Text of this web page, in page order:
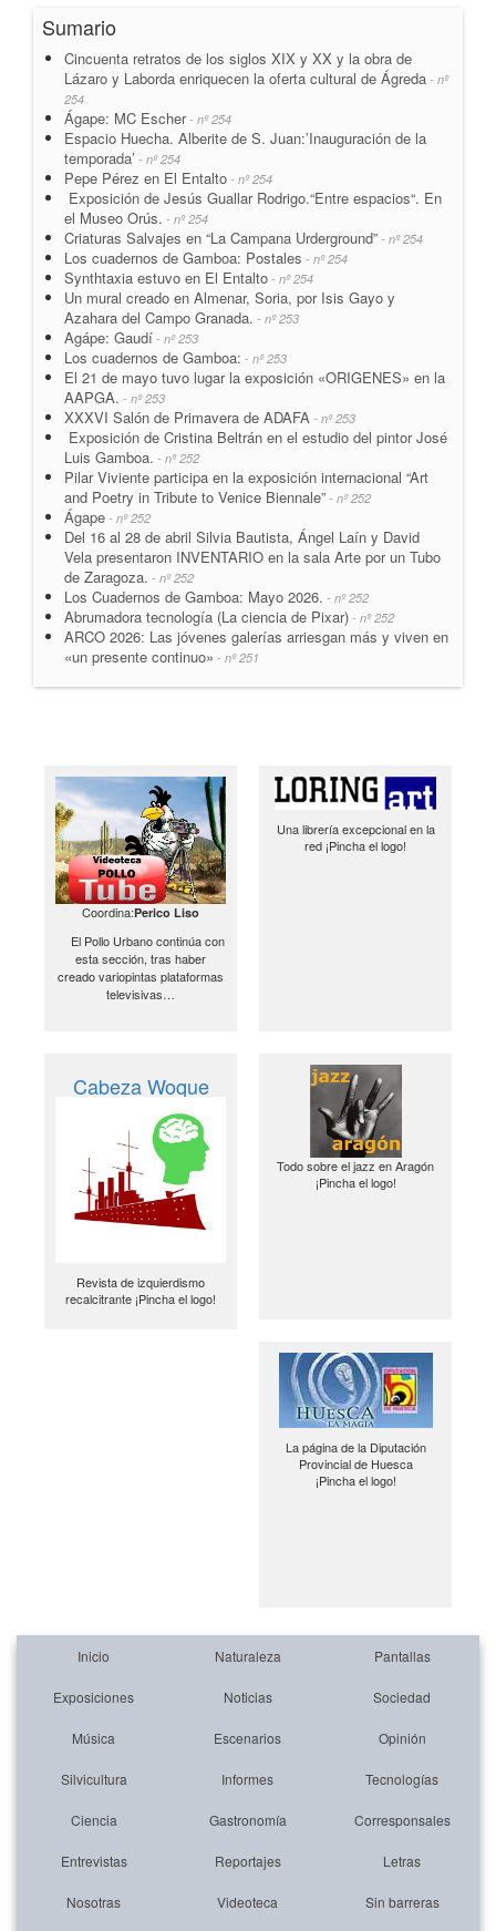
Sumario
Cincuenta retratos de los siglos XIX y XX y la obra de
Lázaro y Laborda enriquecen la oferta cultural de Ágreda - nº
254
Ágape: MC Escher- nº 254
Espacio Huecha. Alberite de S. Juan:’Inauguración de la
temporada’ - nº 254
Pepe Pérez en El Entalto - nº 254
Exposición de Jesús Guallar Rodrigo.“Entre espacios“. En
el Museo Orús. - nº 254
Criaturas Salvajes en “La Campana Urderground” - nº 254
Los cuadernos de Gamboa: Postales - nº 254
Synthtaxia estuvo en El Entalto - nº 254
Un mural creado en Almenar, Soria, por Isis Gayo y
Azahara del Campo Granada. - nº 253
Agápe: Gaudí - nº 253
Los cuadernos de Gamboa: - nº 253
El 21 de mayo tuvo lugar la exposición «ORIGENES» en la
AAPGA. - nº 253
XXXVI Salón de Primavera de ADAFA - nº 253
Exposición de Cristina Beltrán en el estudio del pintor José
Luis Gamboa. - nº 252
Pilar Viviente participa en la exposición internacional “Art
and Poetry in Tribute to Venice Biennale” - nº 252
Ágape - nº 252
Del 16 al 28 de abril Silvia Bautista, Ángel Laín y David
Vela presentaron INVENTARIO en la sala Arte por un Tubo
de Zaragoza. - nº 252
Los Cuadernos de Gamboa: Mayo 2026. - nº 252
Abrumadora tecnología (La ciencia de Pixar) - nº 252
ARCO 2026: Las jóvenes galerías arriesgan más y viven en
«un presente continuo» - nº 251
Coordina:Perico Liso
El Pollo Urbano continúa con
esta sección, tras haber
creado variopintas plataformas
televisivas…
Una librería excepcional en la
red ¡Pincha el logo!
Cabeza Woque
Revista de izquierdismo
recalcitrante ¡Pincha el logo!
Todo sobre el jazz en Aragón
¡Pincha el logo!
La página de la Diputación
Provincial de Huesca
¡Pincha el logo!
Inicio Naturaleza Pantallas
Exposiciones Noticias Sociedad
Música Escenarios Opinión
Silvicultura Informes Tecnologías
Ciencia Gastronomía Corresponsales
Entrevistas Reportajes Letras
Nosotras Videoteca Sin barreras